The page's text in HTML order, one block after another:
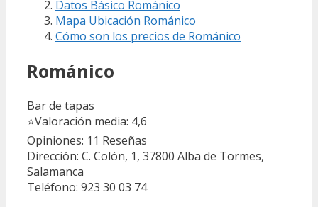
Datos Básico Románico
Mapa Ubicación Románico
Cómo son los precios de Románico
Románico
Bar de tapas
⭐Valoración media: 4,6
Opiniones: 11 Reseñas
Dirección: C. Colón, 1, 37800 Alba de Tormes,
Salamanca
Teléfono: 923 30 03 74